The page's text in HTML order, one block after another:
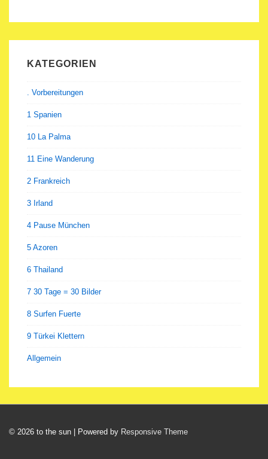
KATEGORIEN
. Vorbereitungen
1 Spanien
10 La Palma
11 Eine Wanderung
2 Frankreich
3 Irland
4 Pause München
5 Azoren
6 Thailand
7 30 Tage = 30 Bilder
8 Surfen Fuerte
9 Türkei Klettern
Allgemein
© 2026 to the sun | Powered by Responsive Theme